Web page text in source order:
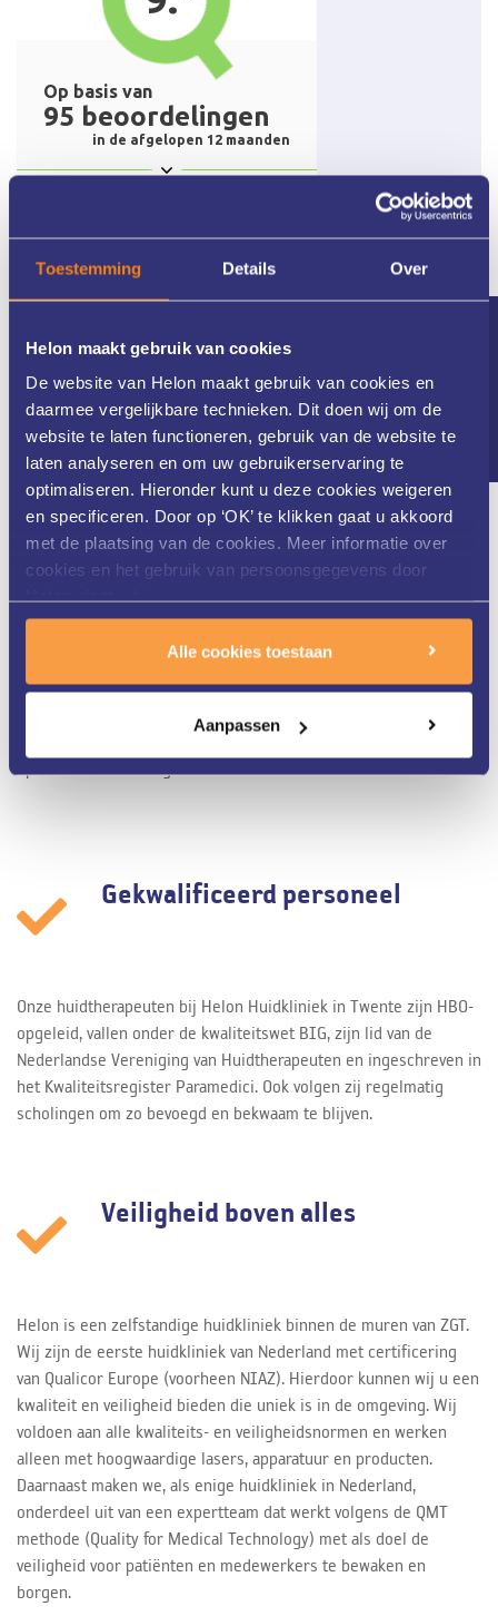
Toestemming Details Over
Helon maakt gebruik van cookies
De website van Helon maakt gebruik van cookies en
daarmee vergelijkbare technieken. Dit doen wij om de
website te laten functioneren, gebruik van de website te
laten analyseren en om uw gebruikerservaring te
optimaliseren. Hieronder kunt u deze cookies weigeren
en specificeren. Door op ‘OK’ te klikken gaat u akkoord
met de plaatsing van de cookies. Meer informatie over
cookies en het gebruik van persoonsgegevens door
Helon vindt uhier.
Alle cookies toestaan
Aanpassen
Meer dan 25 jaar ervaring
gespecialiseerd in zowel medische als cosmetische huid- en
laserbehandelingen. Ons gedreven team van huidtherapeuten
werkt nauw samen met de dermatologen van ZGT. Dit alles staat
garant voor een zeer uitgebreide kennis van uw huid en de
Gekwalificeerd personeel
Onze huidtherapeuten bij Helon Huidkliniek in Twente zijn HBO-
opgeleid, vallen onder de kwaliteitswet BIG, zijn lid van de
Nederlandse Vereniging van Huidtherapeuten en ingeschreven in
het Kwaliteitsregister Paramedici. Ook volgen zij regelmatig
scholingen om zo bevoegd en bekwaam te blijven.
Veiligheid boven alles
Helon is een zelfstandige huidkliniek binnen de muren van ZGT.
Wij zijn de eerste huidkliniek van Nederland met certificering
van Qualicor Europe (voorheen NIAZ). Hierdoor kunnen wij u een
kwaliteit en veiligheid bieden die uniek is in de omgeving. Wij
voldoen aan alle kwaliteits- en veiligheidsnormen en werken
alleen met hoogwaardige lasers, apparatuur en producten.
Daarnaast maken we, als enige huidkliniek in Nederland,
onderdeel uit van een expertteam dat werkt volgens de QMT
methode (Quality for Medical Technology) met als doel de
veiligheid voor patiënten en medewerkers te bewaken en
borgen.